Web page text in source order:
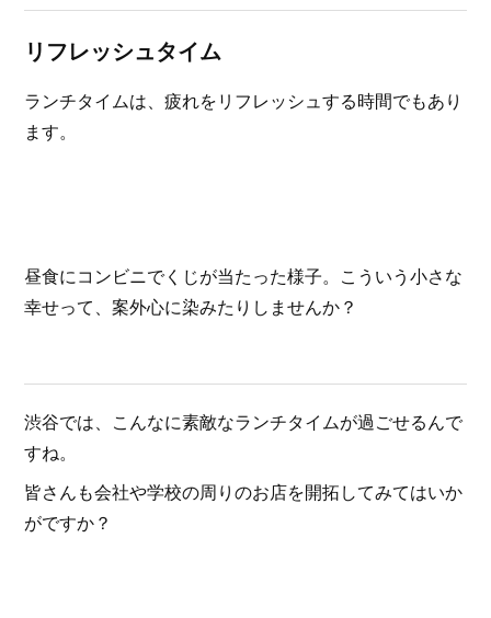
リフレッシュタイム
ランチタイムは、疲れをリフレッシュする時間でもあり
ます。
昼食にコンビニでくじが当たった様子。こういう小さな
幸せって、案外心に染みたりしませんか？
渋谷では、こんなに素敵なランチタイムが過ごせるんで
すね。
皆さんも会社や学校の周りのお店を開拓してみてはいか
がですか？